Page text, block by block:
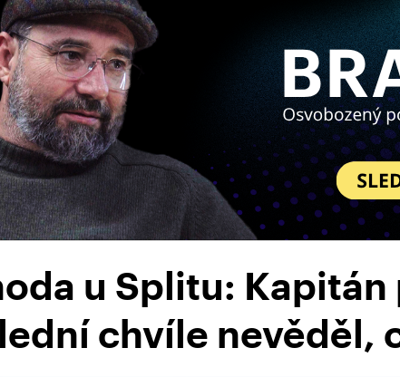
u Splitu:
chvíle nevěděl,